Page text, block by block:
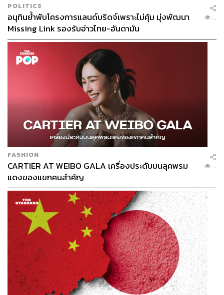
POLITICS
อนุทินย้ำพับโครงการแลนด์บริดจ์เพราะไม่คุ้ม มุ่งพัฒนา
Missing Link รองรับอ่าวไทย-อันดามัน
...
FASHION
CARTIER AT WEIBO GALA เครื่องประดับบนลุคพรม
แดงของแขกคนสำคัญ
...